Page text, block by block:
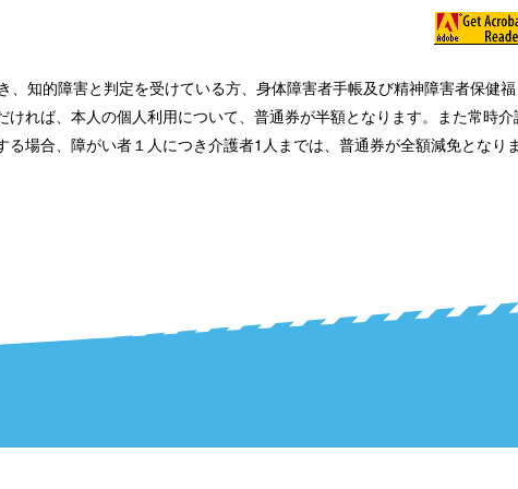
知的障害と判定を受けている方、身体障害者手帳及び精神障害者保健福
れば、本人の個人利用について、普通券が半額となります。また常時介
場合、障がい者１人につき介護者1人までは、普通券が全額減免となり